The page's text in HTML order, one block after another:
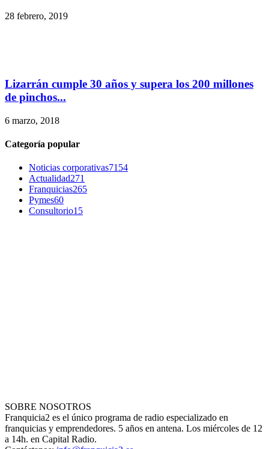
28 febrero, 2019
Lizarrán cumple 30 años y supera los 200 millones
de pinchos...
6 marzo, 2018
Categoría popular
Noticias corporativas7154
Actualidad271
Franquicias265
Pymes60
Consultorio15
SOBRE NOSOTROS
Franquicia2 es el único programa de radio especializado en
franquicias y emprendedores. 5 años en antena. Los miércoles de 12
a 14h. en Capital Radio.